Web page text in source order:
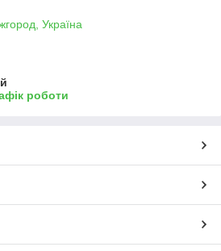
Україна
роботи